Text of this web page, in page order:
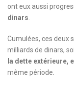
ont eux aussi
dinars.
Cumulées, ces deux
milliards de dinars,
la dette extérieure,
même période.